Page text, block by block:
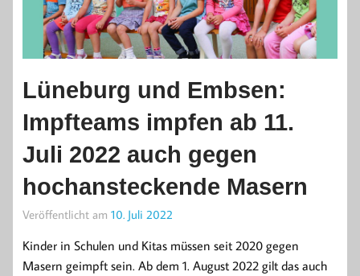
Lüneburg und Embsen:
Impfteams impfen ab 11.
Juli 2022 auch gegen
hochansteckende Masern
Veröffentlicht am 10. Juli 2022
Kinder in Schulen und Kitas müssen seit 2020 gegen
Masern geimpft sein. Ab dem 1. August 2022 gilt das auch